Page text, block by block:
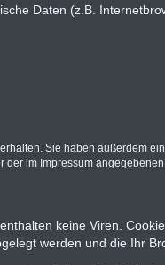
Daten (z.B.
Sie haben außerdem
im Impressum
keine Viren.
werden und die Ihr